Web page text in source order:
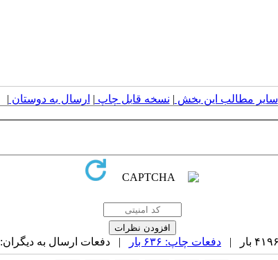
سایر مطالب این بخش | نسخه قابل چاپ | ارسال به دوستان |
دفعات چاپ: ۶۳۶ بار | دفعات ارسال به دیگران: ۰ بار |